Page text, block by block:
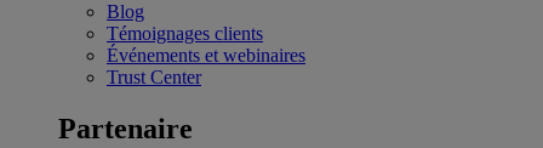
Blog
Témoignages clients
Événements et webinaires
Trust Center
Partenaire